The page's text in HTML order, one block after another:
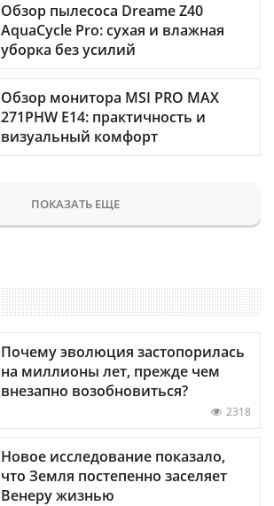
Обзор пылесоса Dreame Z40
AquaCycle Pro: сухая и влажная
уборка без усилий
Обзор монитора MSI PRO MAX
271PHW E14: практичность и
визуальный комфорт
ПОКАЗАТЬ ЕЩЕ
Почему эволюция застопорилась
на миллионы лет, прежде чем
внезапно возобновиться?
2318
Новое исследование показало,
что Земля постепенно заселяет
Венеру жизнью